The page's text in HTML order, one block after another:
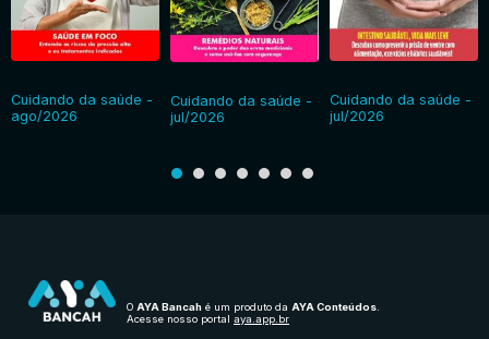
Cuidando da saúde -
ago/2026
Cuidando da saúde -
jul/2026
Cuidando da saúde -
jul/2026
O AYA Bancah é um produto da AYA Conteúdos
Acesse nosso portal aya.app.br